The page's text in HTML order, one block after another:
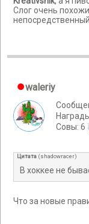
Слог очень
waleriy
Cовы: 6
Цитата (shadowracer)
В хоккее не
Что за новые